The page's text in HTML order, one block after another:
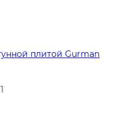
плитой Gurman
1